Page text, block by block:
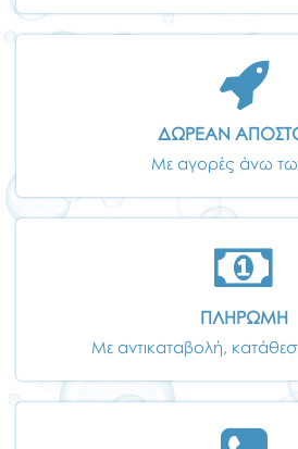
ΔΩΡΕΑΝ
Με αγορές άνω
ΠΛΗΡΩΜΗ
Με αντικαταβολή,